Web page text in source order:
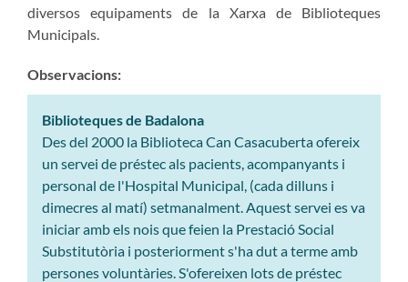
diversos equipaments de la Xarxa de Biblioteques
Municipals.
Observacions:
Biblioteques de Badalona
Des del 2000 la Biblioteca Can Casacuberta ofereix
un servei de préstec als pacients, acompanyants i
personal de l'Hospital Municipal, (cada dilluns i
dimecres al matí) setmanalment. Aquest servei es va
iniciar amb els nois que feien la Prestació Social
Substitutòria i posteriorment s'ha dut a terme amb
persones voluntàries. S'ofereixen lots de préstec